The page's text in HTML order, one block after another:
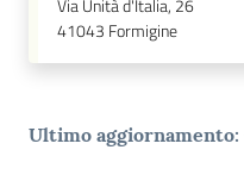
Via Unità d'Italia, 26
41043 Formigine
Ultimo aggiornamento: